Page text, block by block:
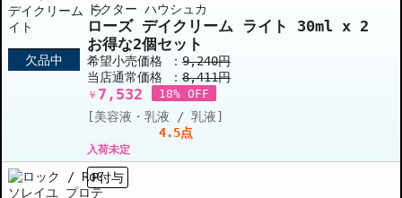
欠品中
ドクター ハウシュカ
ローズ デイクリーム ライト 30ml x 2
お得な2個セット
希望小売価格 ： 9,240円
当店通常価格 ： 8,411円
￥ 7,532 18% OFF
[美容液・乳液 / 乳液]
4.5点
入荷未定
P付与